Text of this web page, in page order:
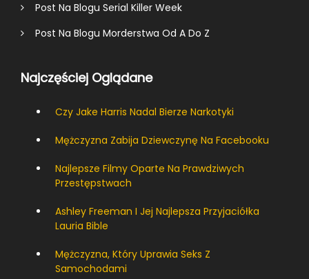
Post Na Blogu Serial Killer Week
Post Na Blogu Morderstwa Od A Do Z
Najczęściej Oglądane
Czy Jake Harris Nadal Bierze Narkotyki
Mężczyzna Zabija Dziewczynę Na Facebooku
Najlepsze Filmy Oparte Na Prawdziwych
Przestępstwach
Ashley Freeman I Jej Najlepsza Przyjaciółka
Lauria Bible
Mężczyzna, Który Uprawia Seks Z
Samochodami